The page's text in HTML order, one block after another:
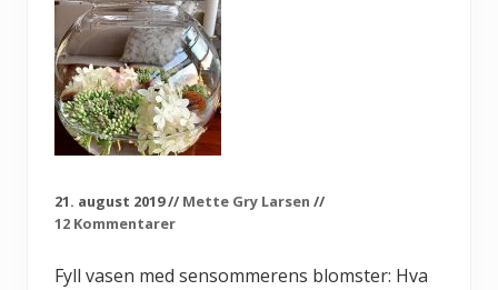
21. august 2019// Mette Gry Larsen //
12 Kommentarer
Fyll vasen med sensommerens blomster: Hva